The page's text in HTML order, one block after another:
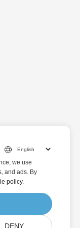
we use
and ads. By
policy.
DENY